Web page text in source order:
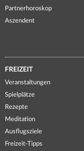
Partnerhoroskop
Aszendent
FREIZEIT
Veranstaltungen
Spielplätze
Rezepte
Meditation
Ausflugsziele
Freizeit-Tipps